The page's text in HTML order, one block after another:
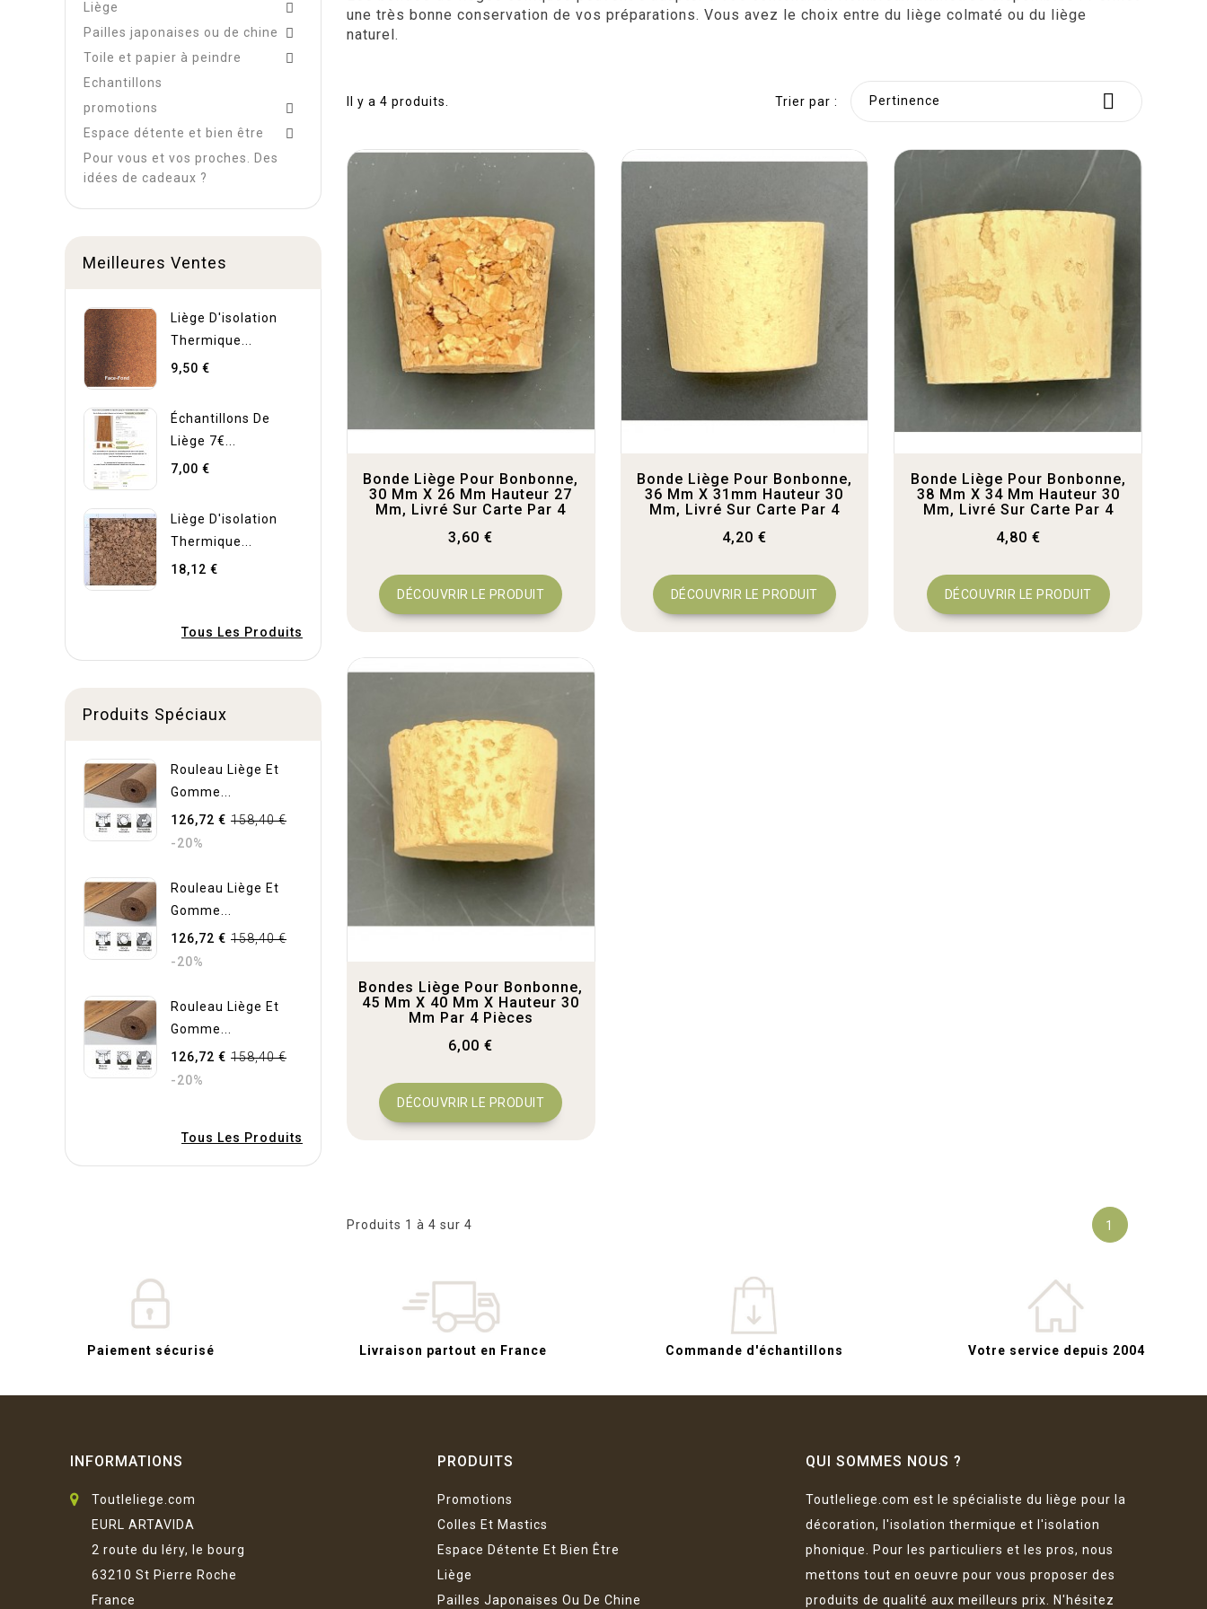
Liège

Pailles japonaises ou de chine

Toile et papier à peindre

Echantillons
promotions

Espace détente et bien être

Pour vous et vos proches. Des
idées de cadeaux ?
Meilleures Ventes
Liège D'isolation
Thermique...
9,50 €
Échantillons De
Liège 7€...
7,00 €
Liège D'isolation
Thermique...
18,12 €
Tous Les Produits
Produits Spéciaux
Rouleau Liège Et
Gomme...
126,72 € 158,40 €
-20%
Rouleau Liège Et
Gomme...
126,72 € 158,40 €
-20%
Rouleau Liège Et
Gomme...
126,72 € 158,40 €
-20%
Tous Les Produits
une très bonne conservation de vos préparations. Vous avez le choix entre du liège colmaté ou du liège
naturel.
Il y a 4 produits. Trier par : Pertinence 
Bonde Liège Pour Bonbonne,
30 Mm X 26 Mm Hauteur 27
Mm, Livré Sur Carte Par 4
3,60 €
DÉCOUVRIR LE PRODUIT
Bonde Liège Pour Bonbonne,
36 Mm X 31mm Hauteur 30
Mm, Livré Sur Carte Par 4
4,20 €
DÉCOUVRIR LE PRODUIT
Bonde Liège Pour Bonbonne,
38 Mm X 34 Mm Hauteur 30
Mm, Livré Sur Carte Par 4
4,80 €
DÉCOUVRIR LE PRODUIT
Bondes Liège Pour Bonbonne,
45 Mm X 40 Mm X Hauteur 30
Mm Par 4 Pièces
6,00 €
DÉCOUVRIR LE PRODUIT
Produits 1 à 4 sur 4 1
Paiement sécurisé Livraison partout en France Commande d'échantillons Votre service depuis 2004
INFORMATIONS
Toutleliege.com
EURL ARTAVIDA
2 route du léry, le bourg
63210 St Pierre Roche
France
PRODUITS
Promotions
Colles Et Mastics
Espace Détente Et Bien Être
Liège
Pailles Japonaises Ou De Chine
QUI SOMMES NOUS ?
Toutleliege.com est le spécialiste du liège pour la
décoration, l'isolation thermique et l'isolation
phonique. Pour les particuliers et les pros, nous
mettons tout en oeuvre pour vous proposer des
produits de qualité aux meilleurs prix. N'hésitez